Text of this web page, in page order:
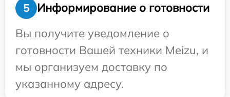
5
Информирование о готовности
Вы получите уведомление о
готовности Вашей техники Meizu, и
мы организуем доставку по
указанному адресу.